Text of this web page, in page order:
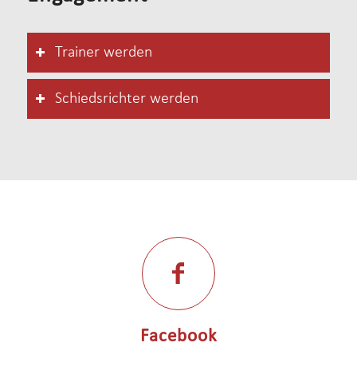
Trainer werden
Schiedsrichter werden
Facebook